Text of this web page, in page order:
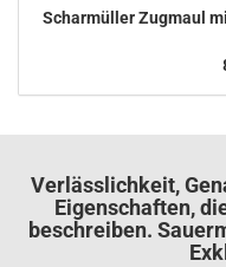
Schar­mül­ler Zug­maul
Verlässlichkeit,
Eigenschaften,
beschreiben.